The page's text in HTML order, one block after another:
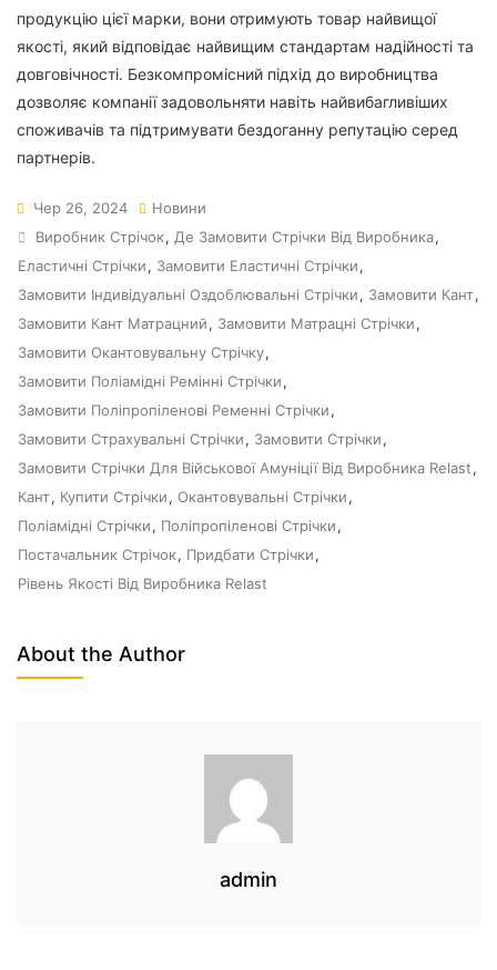
продукцію цієї марки, вони отримують товар найвищої
якості, який відповідає найвищим стандартам надійності та
довговічності. Безкомпромісний підхід до виробництва
дозволяє компанії задовольняти навіть найвибагливіших
споживачів та підтримувати бездоганну репутацію серед
партнерів.
Чер 26, 2024
Новини
Виробник Стрічок, Де Замовити Стрічки Від Виробника,
Еластичні Стрічки, Замовити Еластичні Стрічки,
Замовити Індивідуальні Оздоблювальні Стрічки, Замовити Кант,
Замовити Кант Матрацний, Замовити Матрацні Стрічки,
Замовити Окантовувальну Стрічку,
Замовити Поліамідні Ремінні Стрічки,
Замовити Поліпропіленові Ременні Стрічки,
Замовити Страхувальні Стрічки, Замовити Стрічки,
Замовити Стрічки Для Військової Амуніції Від Виробника Relast,
Кант, Купити Стрічки, Окантовувальні Стрічки,
Поліамідні Стрічки, Поліпропіленові Стрічки,
Постачальник Стрічок, Придбати Стрічки,
Рівень Якості Від Виробника Relast
About the Author
admin